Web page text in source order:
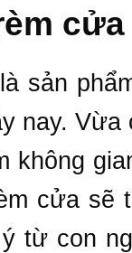
sản
nay.
không
cửa sẽ
từ con